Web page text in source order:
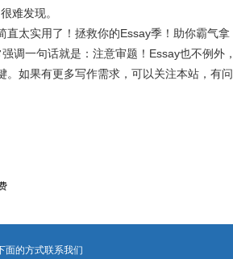
难发现。
太实用了！拯救你的Essay季！助你霸气拿
调一句话就是：注意审题！Essay也不例外，
如果有更多写作需求，可以关注本站，有问
面的方式联系我们